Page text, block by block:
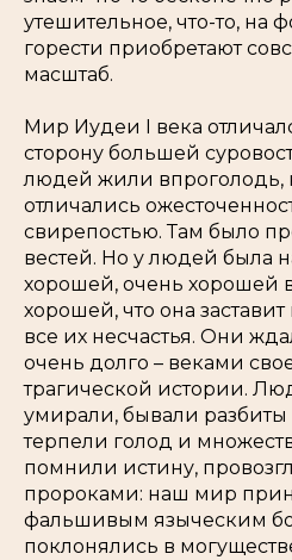
утешительное, что-то, на
горести приобретают
масштаб.
Мир Иудеи I века
сторону большей
людей жили впроголодь,
отличались
свирепостью. Там было
вестей. Но у людей была
хорошей, очень хорошей
хорошей, что она
все их несчастья. Они
очень долго – веками
трагической истории.
умирали, бывали
терпели голод и
помнили истину,
пророками: наш мир
фальшивым языческим
поклонялись в